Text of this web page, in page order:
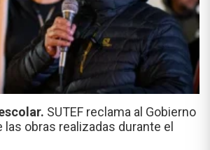
SUTEF reclama al Gobierno
obras realizadas durante el